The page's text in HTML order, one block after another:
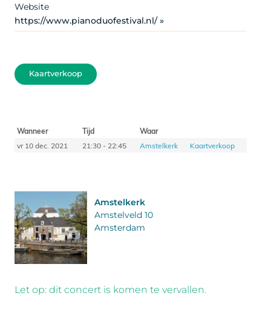
Website
https://www.pianoduofestival.nl/ »
Kaartverkoop
Wanneer Tijd
Waar
vr 10 dec. 2021
21:30 - 22:45 Amstelkerk Kaartverkoop
Amstelkerk
Amstelveld 10
Amsterdam
Let op: dit concert is komen te vervallen.